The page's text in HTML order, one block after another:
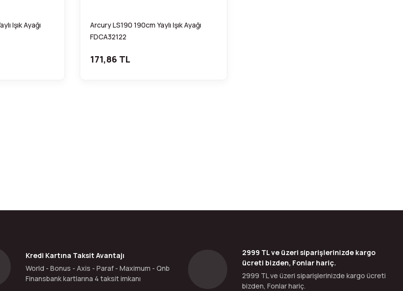
Işık Ayağı
Arcury LS190 190cm Yaylı Işık Ayağı
FDCA32122
171,86 TL
Kredi Kartına Taksit Avantajı
World - Bonus - Axis - Paraf - Maximum - Qnb
Finansbank kartlarına 4 taksit imkanı
2999 TL ve üzeri siparişlerinizde kargo
ücreti bizden, Fonlar hariç.
2999 TL ve üzeri siparişlerinizde kargo ücreti
bizden, Fonlar hariç.